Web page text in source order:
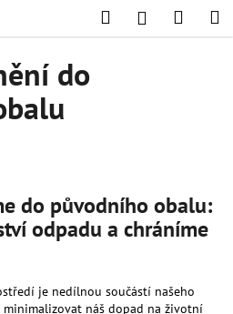
HledatPřihlášení
do
do původního obalu:
odpadu a chráníme
je nedílnou součástí našeho
náš dopad na životní